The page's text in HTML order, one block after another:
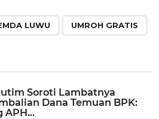
LUWU UMROH GRATIS
Soroti Lambatnya
Dana Temuan BPK:
APH...